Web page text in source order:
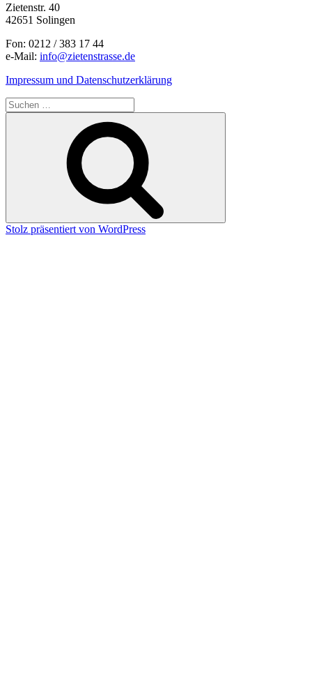
Zietenstr. 40
42651 Solingen
Fon: 0212 / 383 17 44
e-Mail: info@zietenstrasse.de
Impressum und Datenschutzerklärung
Suchen
nach:
Stolz präsentiert von WordPress